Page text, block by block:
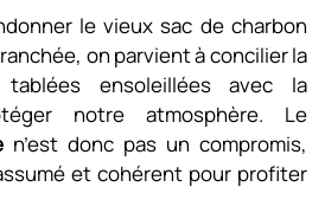
le vieux sac de charbon
on parvient à concilier la
ensoleillées avec la
notre atmosphère. Le
n’est donc pas un compromis,
et cohérent pour profiter